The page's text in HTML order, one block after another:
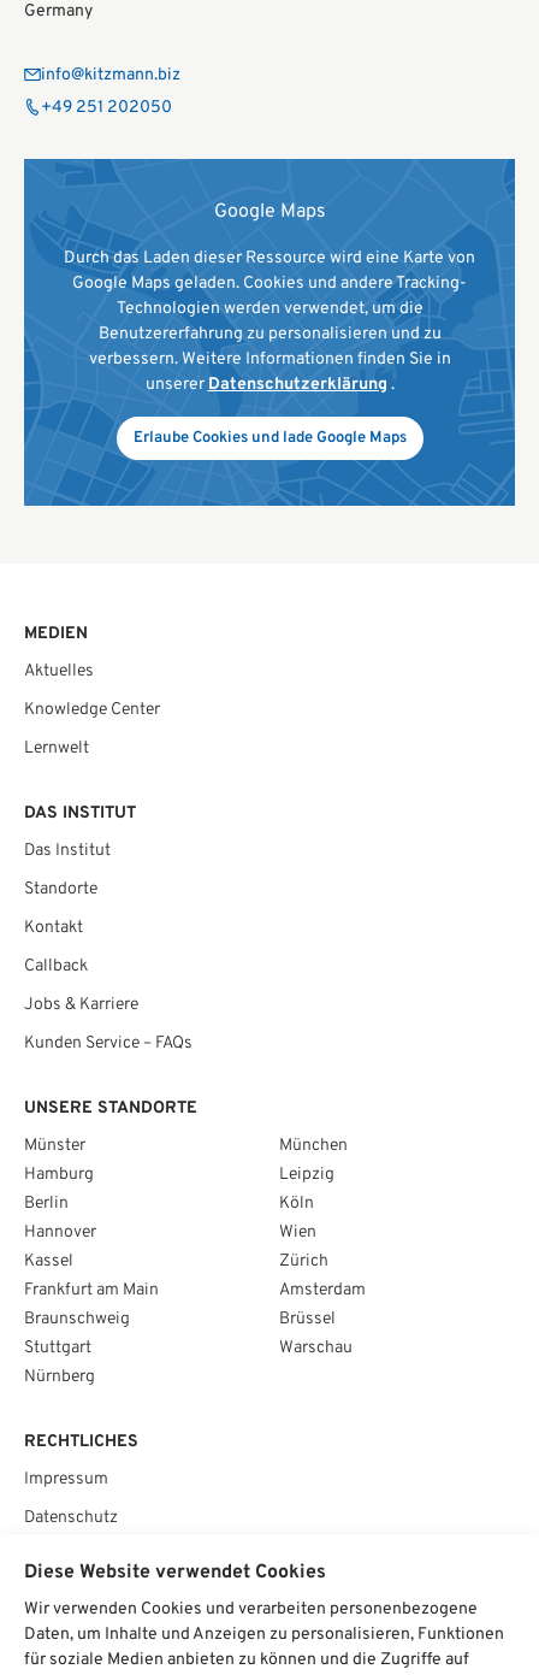
Germany
info@kitzmann.biz
+49 251 202050
Google Maps
Durch das Laden dieser Ressource wird eine Karte von
Google Maps geladen. Cookies und andere Tracking-
Technologien werden verwendet, um die
Benutzererfahrung zu personalisieren und zu
verbessern. Weitere Informationen finden Sie in
unserer Datenschutzerklärung .
Erlaube Cookies und lade Google Maps
MEDIEN
Aktuelles
Knowledge Center
Lernwelt
DAS INSTITUT
Das Institut
Standorte
Kontakt
Callback
Jobs & Karriere
Kunden Service – FAQs
RECHTLICHES
Impressum
Datenschutz
UNSERE STANDORTE
Münster
Hamburg
Berlin
Hannover
Kassel
Frankfurt am Main
Braunschweig
Stuttgart
Nürnberg
München
Leipzig
Köln
Wien
Zürich
Amsterdam
Brüssel
Warschau
SOCIAL
Diese Website verwendet Cookies
Wir verwenden Cookies und verarbeiten personenbezogene
Daten, um Inhalte und Anzeigen zu personalisieren, Funktionen
für soziale Medien anbieten zu können und die Zugriffe auf